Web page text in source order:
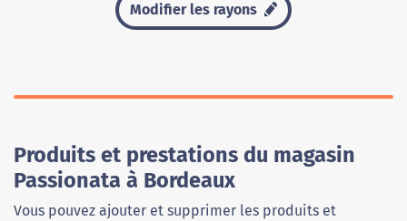
Modifier les rayons
Produits et prestations du magasin
Passionata à Bordeaux
Vous pouvez ajouter et supprimer les produits et